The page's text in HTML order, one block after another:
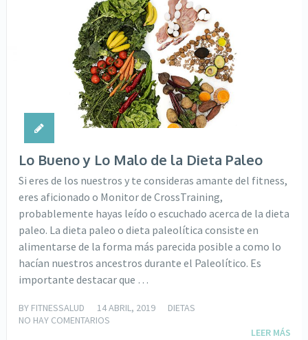
Lo Bueno y Lo Malo de la Dieta Paleo
Si eres de los nuestros y te consideras amante del fitness,
eres aficionado o Monitor de CrossTraining,
probablemente hayas leído o escuchado acerca de la dieta
paleo. La dieta paleo o dieta paleolítica consiste en
alimentarse de la forma más parecida posible a como lo
hacían nuestros ancestros durante el Paleolítico. Es
importante destacar que …
BY FITNESSALUD 14 ABRIL, 2019
DIETAS
NO HAY COMENTARIOS
LEER MÁS